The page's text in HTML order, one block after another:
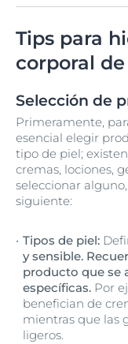
Tips para
corporal
Selección de
Primeramente,
esencial elegir
tipo de piel;
cremas, lociones,
seleccionar
siguiente:
Tipos de piel:
y sensible.
producto que se
específicas. Por
benefician de
mientras que las
ligeros.